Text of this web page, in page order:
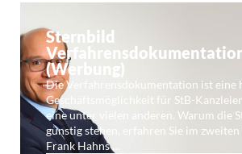
Sternbild
(Werbung)
Die Verfahrensdokumentation ist eine
Geschäftsmöglichkeit für StB-
eine unter vielen anderen. Warum die
günstig stehen, erfahren Sie im zweiten
Frank Hahns …